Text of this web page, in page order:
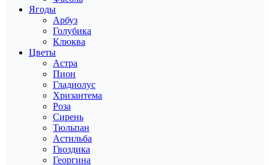
Ягоды
Арбуз
Голубика
Клюква
Цветы
Астра
Пион
Гладиолус
Хризантема
Роза
Сирень
Тюльпан
Астильба
Гвоздика
Георгина